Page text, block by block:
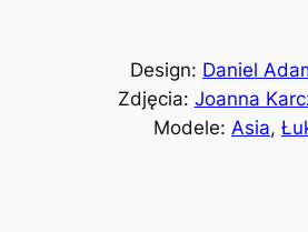
Design: Daniel
Zdjęcia: Joanna
Modele: Asia,